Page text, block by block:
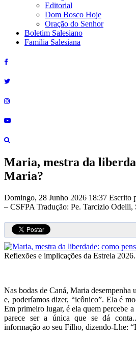
Editorial
Dom Bosco Hoje
Oração do Senhor
Boletim Salesiano
Família Salesiana
Maria, mestra da
Maria?
Domingo, 28 Junho 2026 18:37 Escrito
– CSFPA Tradução: Pe. Tarcizio Odelli,
Reflexões e implicações da Estreia 2026.
Nas bodas de Caná, Maria
e, poderíamos dizer, “icônico”. Ela é
Em primeiro lugar, é ela quem percebe
parece ser a única que se dá
informação ao seu Filho, dizendo-Lhe: